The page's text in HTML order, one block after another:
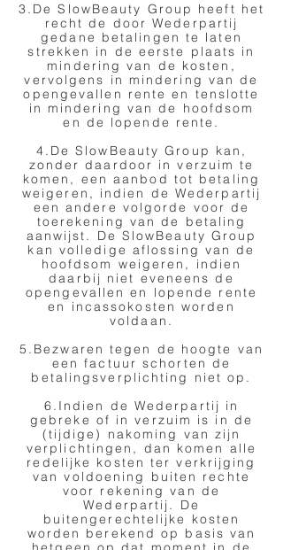
3.De SlowBeauty Group heeft het
recht de door Wederpartij
gedane betalingen te laten
strekken in de eerste plaats in
mindering van de kosten,
vervolgens in mindering van de
opengevallen rente en tenslotte
in mindering van de hoofdsom
en de lopende rente.
4.De SlowBeauty Group kan,
zonder daardoor in verzuim te
komen, een aanbod tot betaling
weigeren, indien de Wederpartij
een andere volgorde voor de
toerekening van de betaling
aanwijst. De SlowBeauty Group
kan volledige aflossing van de
hoofdsom weigeren, indien
daarbij niet eveneens de
opengevallen en lopende rente
en incassokosten worden
voldaan.
5.Bezwaren tegen de hoogte van
een factuur schorten de
betalingsverplichting niet op.
6.Indien de Wederpartij in
gebreke of in verzuim is in de
(tijdige) nakoming van zijn
verplichtingen, dan komen alle
redelijke kosten ter verkrijging
van voldoening buiten rechte
voor rekening van de
Wederpartij. De
buitengerechtelijke kosten
worden berekend op basis van